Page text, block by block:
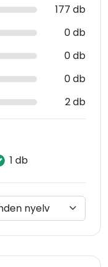
177 db
0 db
0 db
0 db
2 db
1 db